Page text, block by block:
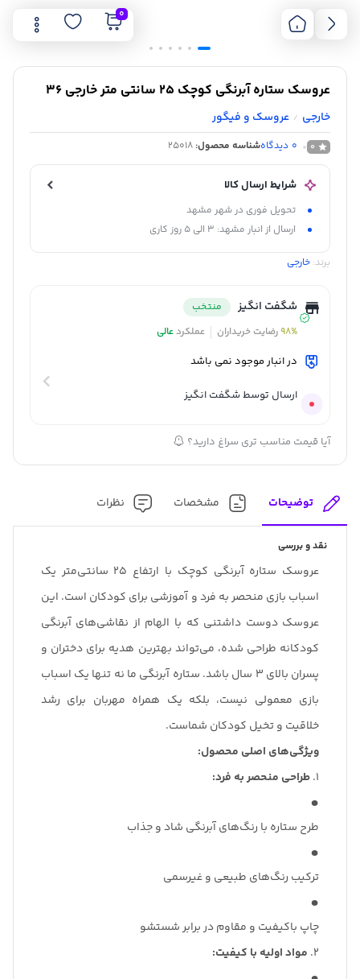
0
عروسک ستاره آبرنگى کوچک 25 سانتى متر خارجی 36
خارجی / عروسک و فیگور
0
0 دیدگاهشناسه محصول: 25018
شرایط ارسال کالا
تحویل فوری در شهر مشهد
ارسال از انبار مشهد: 3 الی 5 روز کاری
برند: خارجی
شگفت انگیز
منتخب
98%رضایت خریداران عملکردعالی
در انبار موجود نمی باشد
ارسال توسط شگفت انگیز
آیا قیمت مناسب تری سراغ دارید؟
توضیحات مشخصات نظرات
نقد و بررسی
عروسک ستاره آبرنگی کوچک با ارتفاع ۲۵ سانتی‌متر یک
اسباب بازی منحصر به فرد و آموزشی برای کودکان است. این
عروسک دوست داشتنی که با الهام از نقاشی‌های آبرنگی
کودکانه طراحی شده، می‌تواند بهترین هدیه برای دختران و
پسران بالای ۳ سال باشد. ستاره آبرنگی ما نه تنها یک اسباب
بازی معمولی نیست، بلکه یک همراه مهربان برای رشد
خلاقیت و تخیل کودکان شماست.
ویژگی‌های اصلی محصول:
۱. طراحی منحصر به فرد:
طرح ستاره با رنگ‌های آبرنگی شاد و جذاب
ترکیب رنگ‌های طبیعی و غیرسمی
چاپ باکیفیت و مقاوم در برابر شستشو
۲. مواد اولیه با کیفیت: